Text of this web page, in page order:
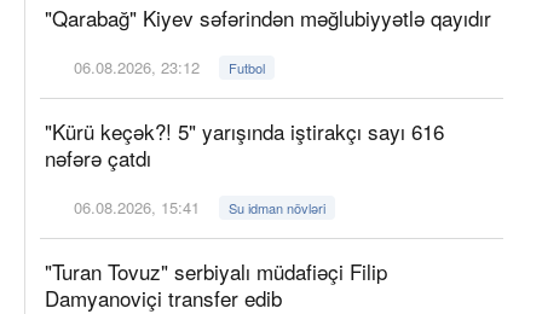
"Qarabağ" Kiyev səfərindən məğlubiyyətlə qayıdır
06.08.2026, 23:12 Futbol
"Kürü keçək?! 5" yarışında iştirakçı sayı 616
nəfərə çatdı
06.08.2026, 15:41 Su idman növləri
"Turan Tovuz" serbiyalı müdafiəçi Filip
Damyanoviçi transfer edib